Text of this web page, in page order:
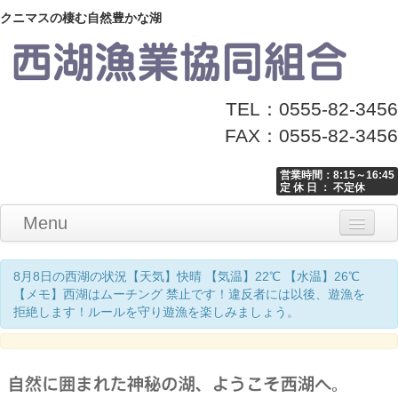
クニマスの棲む自然豊かな湖
TEL：0555-82-3456
FAX：0555-82-3456
営業時間：8:15～16:45
定 休 日 ： 不定休
Menu
Home
釣り情報
マナーとお願い
クニマス展示館
漁協からのお知らせ
お問い合わせ
8月8日の西湖の状況【天気】快晴 【気温】22℃ 【水温】26℃
【メモ】西湖はムーチング 禁止です！違反者には以後、遊漁を
拒絶します！ルールを守り遊漁を楽しみましょう。